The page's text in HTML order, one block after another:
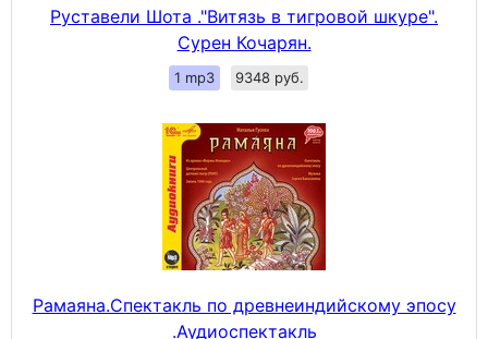
Руставели Шота ."Витязь в тигровой шкуре".
Сурен Кочарян.
1 mp3 9348 руб.
Рамаяна.Спектакль по древнеиндийскому эпосу
.Аудиоспектакль